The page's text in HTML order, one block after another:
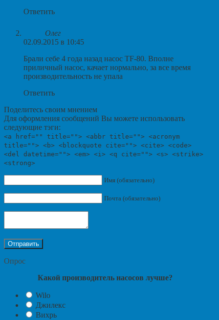
Ответить
Олег
02.09.2015 в 10:45
Брали себе 4 года назад насос TF-80. Вполне
приличный насос, качает нормально, за все время
производительность не упала
Ответить
Поделитесь своим мнением
Для оформления сообщений Вы можете использовать
следующие тэги:
<a href="" title=""> <abbr title=""> <acronym
title=""> <b> <blockquote cite=""> <cite> <code>
<del datetime=""> <em> <i> <q cite=""> <s> <strike>
<strong>
Имя (обязательно)
Почта (обязательно)
Опрос
Какой производитель насосов лучше?
Wilo
Джилекс
Вихрь